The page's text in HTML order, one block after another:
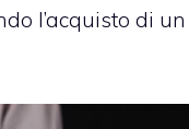
l’acquisto di un